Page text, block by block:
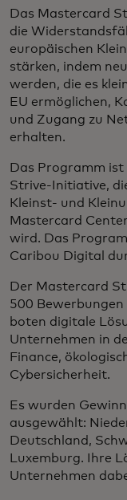
Das Mastercard
die
europäischen
stärken, indem
werden, die es
EU ermöglichen,
und Zugang zu
erhalten.
Das Programm
Strive-Initiative,
Kleinst- und
Mastercard
wird. Das
Caribou Digital
Der Mastercard
500
boten digitale
Unternehmen in
Finance,
Cybersicherheit.
Es wurden
ausgewählt:
Deutschland,
Luxemburg. Ihre
Unternehmen